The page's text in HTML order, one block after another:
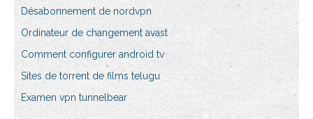
Désabonnement de nordvpn
Ordinateur de changement avast
Comment configurer android tv
Sites de torrent de films telugu
Examen vpn tunnelbear